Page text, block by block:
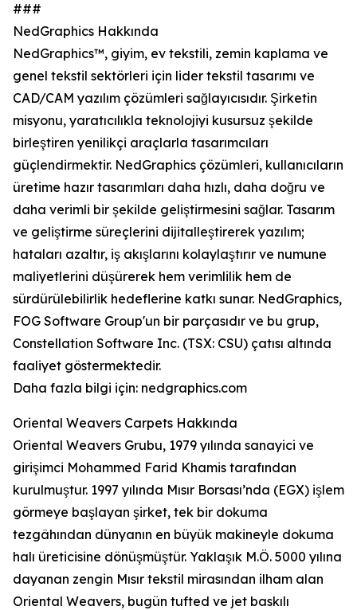
###
NedGraphics Hakkında
NedGraphics™, giyim, ev tekstili, zemin kaplama ve
genel tekstil sektörleri için lider tekstil tasarımı ve
CAD/CAM yazılım çözümleri sağlayıcısıdır. Şirketin
misyonu, yaratıcılıkla teknolojiyi kusursuz şekilde
birleştiren yenilikçi araçlarla tasarımcıları
güçlendirmektir. NedGraphics çözümleri, kullanıcıların
üretime hazır tasarımları daha hızlı, daha doğru ve
daha verimli bir şekilde geliştirmesini sağlar. Tasarım
ve geliştirme süreçlerini dijitalleştirerek yazılım;
hataları azaltır, iş akışlarını kolaylaştırır ve numune
maliyetlerini düşürerek hem verimlilik hem de
sürdürülebilirlik hedeflerine katkı sunar. NedGraphics,
FOG Software Group'un bir parçasıdır ve bu grup,
Constellation Software Inc. (TSX: CSU) çatısı altında
faaliyet göstermektedir.
Daha fazla bilgi için: nedgraphics.com
Oriental Weavers Carpets Hakkında
Oriental Weavers Grubu, 1979 yılında sanayici ve
girişimci Mohammed Farid Khamis tarafından
kurulmuştur. 1997 yılında Mısır Borsası’nda (EGX) işlem
görmeye başlayan şirket, tek bir dokuma
tezgâhından dünyanın en büyük makineyle dokuma
halı üreticisine dönüşmüştür. Yaklaşık M.Ö. 5000 yılına
dayanan zengin Mısır tekstil mirasından ilham alan
Oriental Weavers, bugün tufted ve jet baskılı